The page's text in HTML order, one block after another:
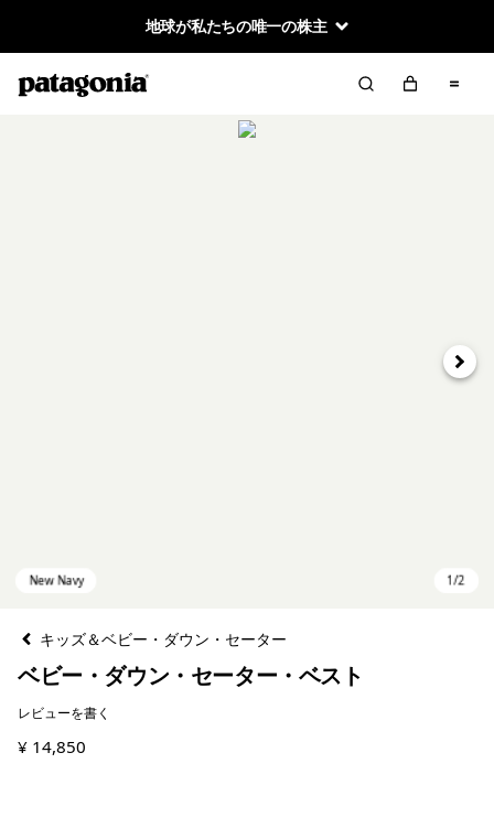
地球が私たちの唯一の株主
次へ
キッズ＆ベビー・ダウン・セーター
ベビー・ダウン・セーター・ベスト
レビューを書く
¥ 14,850